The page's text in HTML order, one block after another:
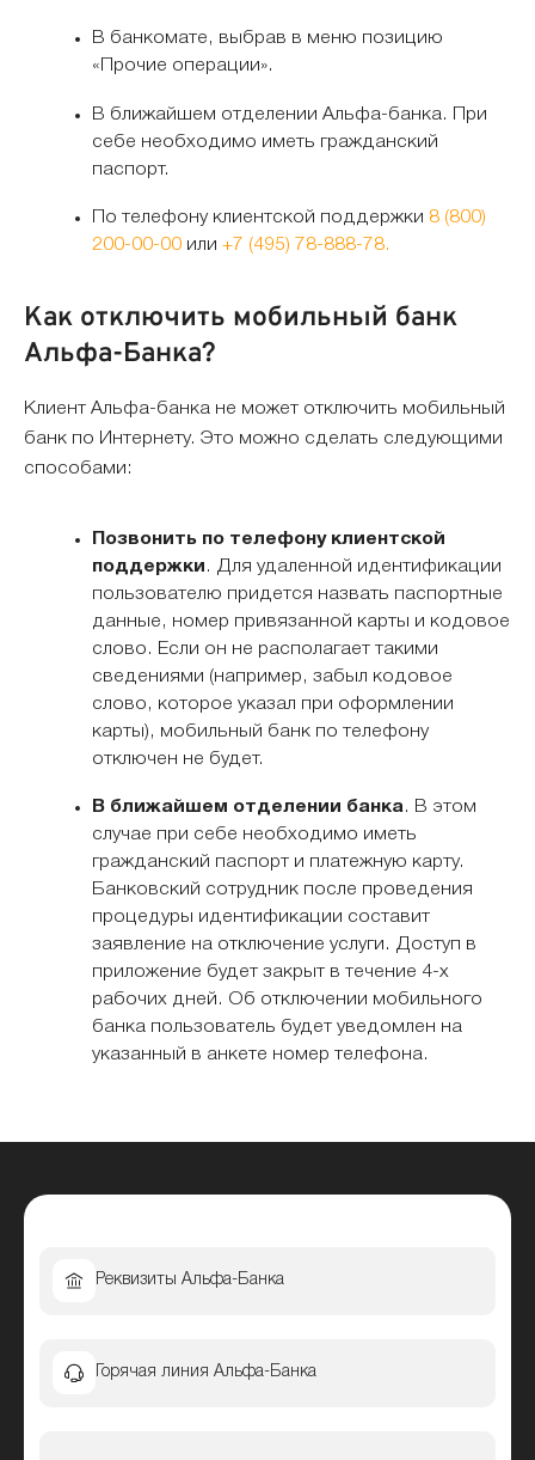
В банкомате, выбрав в меню позицию
«Прочие операции».
В ближайшем отделении Альфа-банка. При
себе необходимо иметь гражданский
паспорт.
По телефону клиентской поддержки 8 (800)
200-00-00или +7 (495) 78-888-78.
Как отключить мобильный банк
Альфа-Банка?
Клиент Альфа-банка не может отключить мобильный
банк по Интернету. Это можно сделать следующими
способами:
Позвонить по телефону клиентской
поддержки . Для удаленной идентификации
пользователю придется назвать паспортные
данные, номер привязанной карты и кодовое
слово. Если он не располагает такими
сведениями (например, забыл кодовое
слово, которое указал при оформлении
карты), мобильный банк по телефону
отключен не будет.
В ближайшем отделении банка. В этом
случае при себе необходимо иметь
гражданский паспорт и платежную карту.
Банковский сотрудник после проведения
процедуры идентификации составит
заявление на отключение услуги. Доступ в
приложение будет закрыт в течение 4-х
рабочих дней. Об отключении мобильного
банка пользователь будет уведомлен на
указанный в анкете номер телефона.
Реквизиты Альфа-Банка
Горячая линия Альфа-Банка